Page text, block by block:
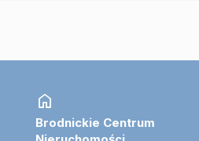
home
Brodnickie Centrum